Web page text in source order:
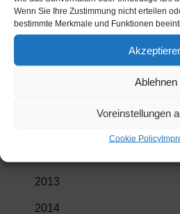
Wenn Sie Ihre Zustimmung nicht erteilen
bestimmte Merkmale und Funktionen
Ablehnen
Voreinstellungen
Cookie Policy
2013
2014